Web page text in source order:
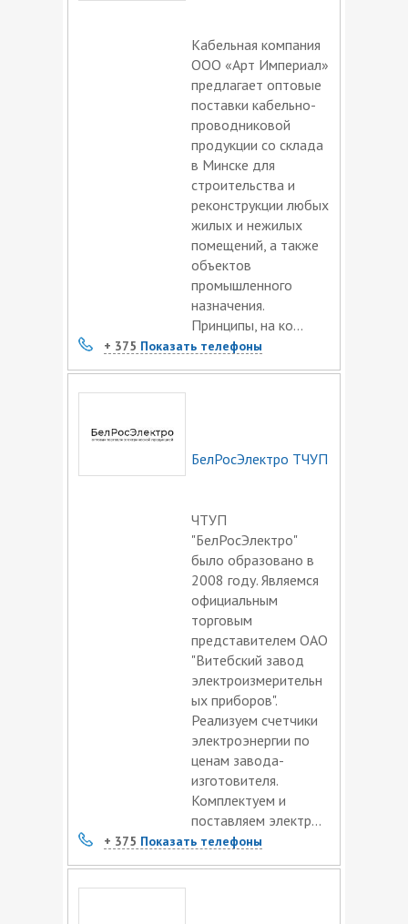
Кабельная компания
ООО «Арт Империал»
предлагает оптовые
поставки кабельно-
проводниковой
продукции со склада
в Минске для
строительства и
реконструкции любых
жилых и нежилых
помещений, а также
объектов
промышленного
назначения.
Принципы, на ко...
+ 375 Показать телефоны
БелРосЭлектро ТЧУП
ЧТУП
"БелРосЭлектро"
было образовано в
2008 году. Являемся
официальным
торговым
представителем ОАО
"Витебский завод
электроизмерительн
ых приборов".
Реализуем счетчики
электроэнергии по
ценам завода-
изготовителя.
Комплектуем и
поставляем электр...
+ 375 Показать телефоны